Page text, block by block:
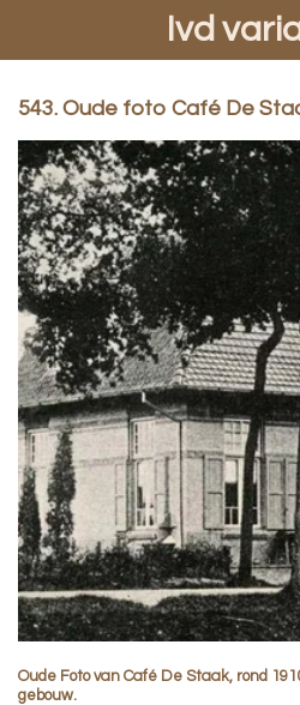
de
Ivd
543. Oude foto Café De
Oude Foto van Café De Staak, rond
gebouw.